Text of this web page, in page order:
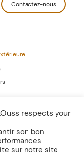
Contactez-nous
respects your
son bon
sur notre site